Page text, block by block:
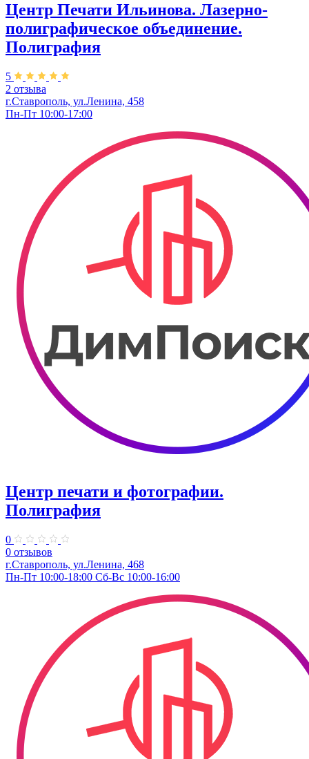
Центр Печати Ильинова. Лазерно-
полиграфическое объединение.
Полиграфия
5
2 отзыва
г.Ставрополь, ул.Ленина, 458
Пн-Пт 10:00-17:00
Центр печати и фотографии.
Полиграфия
0
0 отзывов
г.Ставрополь, ул.Ленина, 468
Пн-Пт 10:00-18:00 Сб-Вс 10:00-16:00